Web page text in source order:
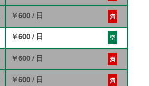
￥600/ 日 満
￥600/ 日 空
￥600/ 日 満
￥600/ 日 満